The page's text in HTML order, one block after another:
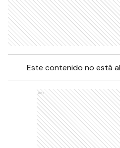
Este contenido no está
Ads